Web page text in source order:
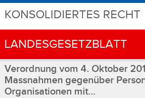
KONSOLIDIERTES RECHT
LANDESGESETZBLATT
Verordnung vom 4. Oktober
Massnahmen gegenüber
Organisationen mit...